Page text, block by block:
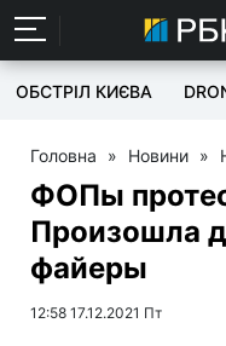
ОБСТРІЛ КИЄВА
Головна » Новини »
ФОПы
Произошла
файеры
12:58 17.12.2021 Пт